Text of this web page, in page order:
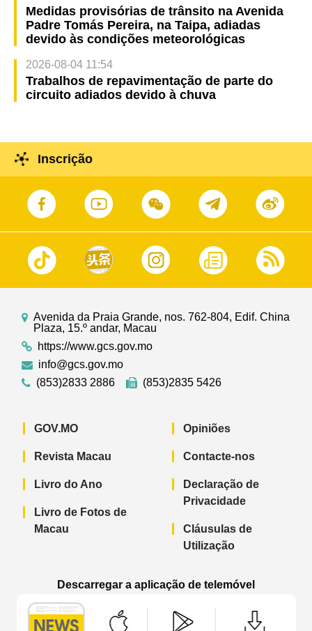
Medidas provisórias de trânsito na Avenida
Padre Tomás Pereira, na Taipa, adiadas
devido às condições meteorológicas
2026-08-04 11:54
Trabalhos de repavimentação de parte do
circuito adiados devido à chuva
Inscrição
Avenida da Praia Grande, nos. 762-804, Edif. China
Plaza, 15.º andar, Macau
https://www.gcs.gov.mo
info@gcs.gov.mo
(853)2833 2886
(853)2835 5426
GOV.MO
Revista Macau
Livro do Ano
Livro de Fotos de
Macau
Opiniões
Contacte-nos
Declaração de
Privacidade
Cláusulas de
Utilização
Descarregar a aplicação de telemóvel